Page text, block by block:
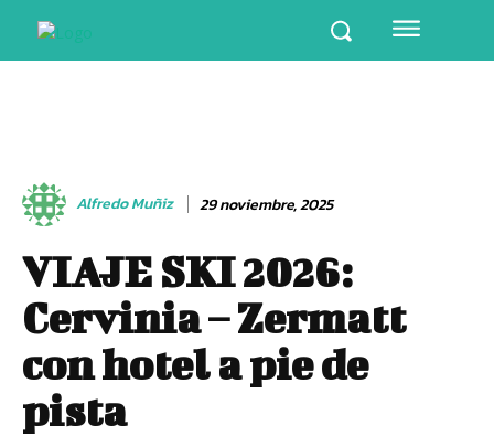
Alfredo Muñiz 29 noviembre, 2025
VIAJE SKI 2026:
Cervinia – Zermatt
con hotel a pie de
pista